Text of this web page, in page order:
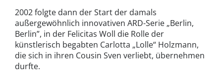
2002 folgte dann der Start der damals
außergewöhnlich innovativen ARD-Serie „Berlin,
Berlin”, in der Felicitas Woll die Rolle der
künstlerisch begabten Carlotta „Lolle“ Holzmann,
die sich in ihren Cousin Sven verliebt, übernehmen
durfte.